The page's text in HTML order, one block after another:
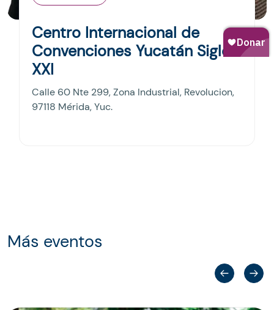
Centro Internacional de
Convenciones Yucatán Siglo
XXI
Calle 60 Nte 299, Zona Industrial, Revolucion,
97118 Mérida, Yuc.
Más eventos